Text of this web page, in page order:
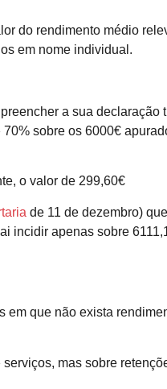
do rendimento médio
em nome individual.
a sua declaração
sobre os 6000€
o valor de 299,60€
de 11 de dezembro)
incidir apenas sobre
que não exista
mas sobre